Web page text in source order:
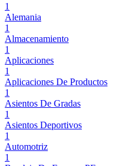
1
Alemania
1
Almacenamiento
1
Aplicaciones
1
Aplicaciones De Productos
1
Asientos De Gradas
1
Asientos Deportivos
1
Automotriz
1